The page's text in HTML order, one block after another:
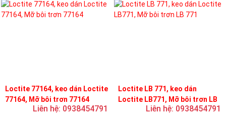
Loctite 77164, keo dán Loctite
77164, Mỡ bôi trơn 77164
Liên hệ: 0938454791
Loctite LB 771, keo dán
Loctite LB771, Mỡ bôi trơn LB
Liên hệ: 0938454791